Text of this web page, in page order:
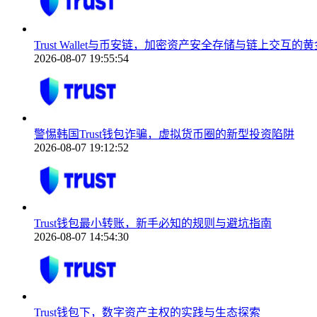
Trust Wallet与币安链，加密资产安全存储与链上交互的
2026-08-07 19:55:54
警惕韩国Trust钱包诈骗，虚拟货币圈的新型投资陷阱
2026-08-07 19:12:52
Trust钱包最小转账，新手必知的规则与避坑指南
2026-08-07 14:54:30
Trust钱包下，数字资产主权的实践与生态探索